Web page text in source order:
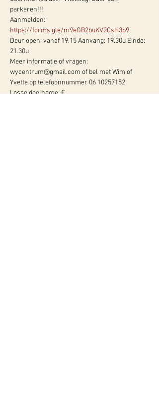
parkeren!!!
Aanmelden:
https://forms.gle/m9eGB2buKV2CsH3p9
Deur open: vanaf 19.15 Aanvang: 19.30u Einde:
21.30u
Meer informatie of vragen:
wycentrum@gmail.com of bel met Wim of
Yvette op telefoonnummer 06 10257152
Losse deelname: €…